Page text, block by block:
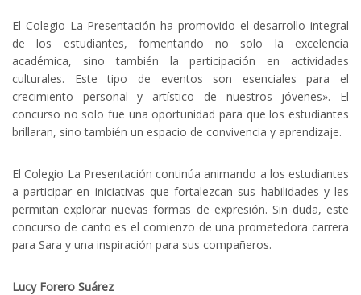
El Colegio La Presentación ha promovido el desarrollo integral
de los estudiantes, fomentando no solo la excelencia
académica, sino también la participación en actividades
culturales. Este tipo de eventos son esenciales para el
crecimiento personal y artístico de nuestros jóvenes». El
concurso no solo fue una oportunidad para que los estudiantes
brillaran, sino también un espacio de convivencia y aprendizaje.
El Colegio La Presentación continúa animando a los estudiantes
a participar en iniciativas que fortalezcan sus habilidades y les
permitan explorar nuevas formas de expresión. Sin duda, este
concurso de canto es el comienzo de una prometedora carrera
para Sara y una inspiración para sus compañeros.
Lucy Forero Suárez